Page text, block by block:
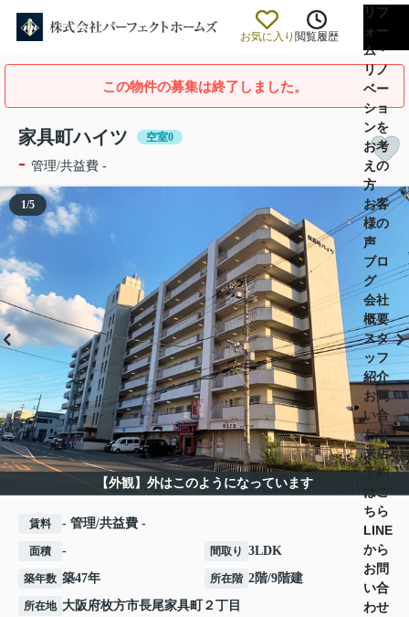
お気に入り 閲覧履歴
リフ
ォー
ム・
リノ
ベー
ショ
ンを
お考
えの
方
お客
様の
声
ブロ
グ
会社
概要
スタ
ッフ
紹介
お問
い合
わせ
来店
予約
はこ
ちら
LINE
から
お問
い合
わせ
この物件の募集は終了しました。
家具町ハイツ 空室0
- 管理/共益費 -
【外観】外はこのようになっています
1/5
賃料 - 管理/共益費 -
面積 - 間取り 3LDK
築年数 築47年 所在階 2階/9階建
所在地 大阪府枚方市長尾家具町 ２丁目